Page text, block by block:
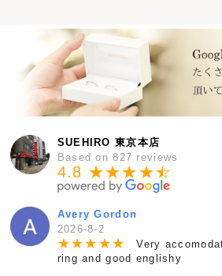
SUEHIRO 東京本店
Based on 827 reviews
4.8 ★★★★★
☆
Avery Gordon
2026-8-2
★★★ ★★
Very
ring and good englishy